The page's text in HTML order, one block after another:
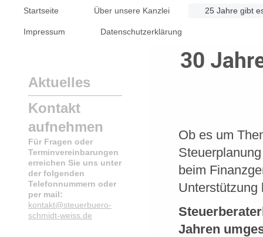
Startseite Über unsere Kanzlei 25 Jahre gibt
Impressum Datenschutzerklärung
30
Ob es um
beim
Unterstützung
Jahren
Aktuelles
Kontakt
aufnehmen
Für Fragen oder
Terminvereinbarungen
erreichen Sie uns unter
der folgenden
Telefonnummern oder
per mail:
kontakt@steuerbuero-
schmidt-weiss.de